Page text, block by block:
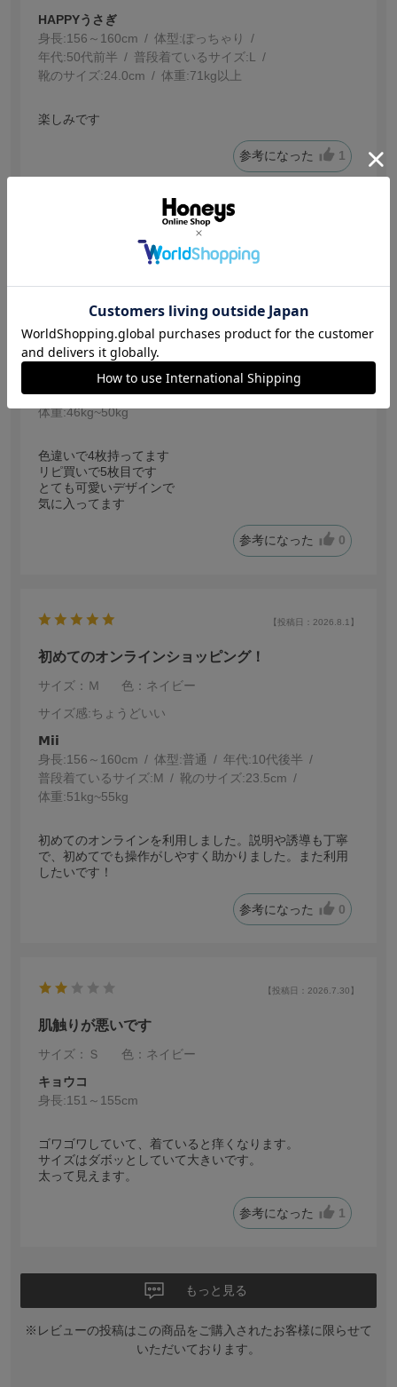
HAPPYうさぎ
身長:156～160cm 体型:ぽっちゃり
年代:50代前半 普段着ているサイズ:L
靴のサイズ:24.0cm 体重:71kg以上
楽しみです
参考になった 1
サイズ感:ちょうどいい
さくちゃん
151～155cm 体型:普通 年代:60代～
普段着ているサイズ:M 靴のサイズ:23.5cm
体重:46kg~50kg
色違いで4枚持ってます
リピ買いで5枚目です
とても可愛いデザインで
気に入ってます
参考になった 0
【投稿日：2026.8.1】
初めてのオンラインショッピング！
サイズ：Ｍ
色：ネイビー
サイズ感:ちょうどいい
𝗠𝗶𝗶
身長:156～160cm 体型:普通 年代:10代後半
普段着ているサイズ:M 靴のサイズ:23.5cm
体重:51kg~55kg
初めてのオンラインを利用しました。説明や誘導も丁寧
で、初めてでも操作がしやすく助かりました。また利用
したいです！
参考になった 0
【投稿日：2026.7.30】
肌触りが悪いです
サイズ：Ｓ
色：ネイビー
キョウコ
身長:151～155cm
ゴワゴワしていて、着ていると痒くなります。
サイズはダボッとしていて大きいです。
太って見えます。
参考になった 1
もっと見る
※レビューの投稿はこの商品をご購入されたお客様に限らせて
いただいております。